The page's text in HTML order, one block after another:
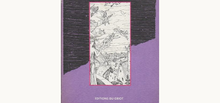
Langues étrangères